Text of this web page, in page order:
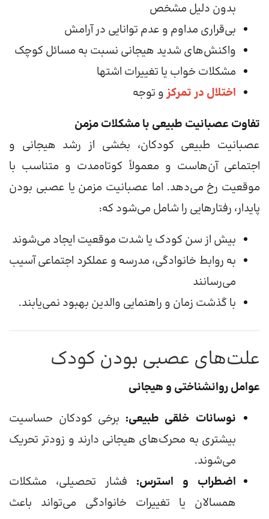
بدون دلیل مشخص
بی‌قراری مداوم و عدم توانایی در آرامش
واکنش‌های شدید هیجانی نسبت به مسائل کوچک
مشکلات خواب یا تغییرات اشتها
اختلال در تمرکزو توجه
تفاوت عصبانیت طبیعی با مشکلات مزمن
عصبانیت طبیعی کودکان، بخشی از رشد هیجانی و
اجتماعی آن‌هاست و معمولاً کوتاه‌مدت و متناسب با
موقعیت رخ می‌دهد. اما عصبانیت مزمن یا عصبی بودن
پایدار، رفتارهایی را شامل می‌شود که:
بیش از سن کودک یا شدت موقعیت ایجاد می‌شوند
به روابط خانوادگی، مدرسه و عملکرد اجتماعی آسیب
می‌رسانند
با گذشت زمان و راهنمایی والدین بهبود نمی‌یابند.
علت‌های عصبی بودن کودک
عوامل روانشناختی و هیجانی
نوسانات خلقی طبیعی: برخی کودکان حساسیت
بیشتری به محرک‌های هیجانی دارند و زودتر تحریک
می‌شوند.
اضطراب و استرس: فشار تحصیلی، مشکلات
همسالان یا تغییرات خانوادگی می‌تواند باعث